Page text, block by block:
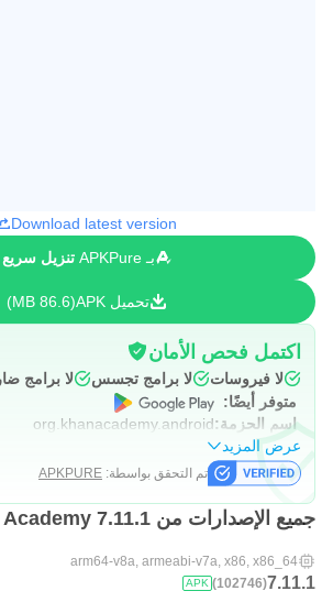
Download latest version
بـ APKPure
تنزيل سريع
تحميل APK 86.6 MB
اكتمل فحص الأمان
لا فيروسات لا برامج تجسس
لا برامج
متوفر أيضًا:
اسم الحزمة:org.khanacademy.android
عرض المزيد
تم التحقق بواسطة: APKPURE
جميع الإصدارات من Khan Academy 7.11.1
arm64-v8a, armeabi-v7a, x86, x86_64
7.11.1
(102746)
APK